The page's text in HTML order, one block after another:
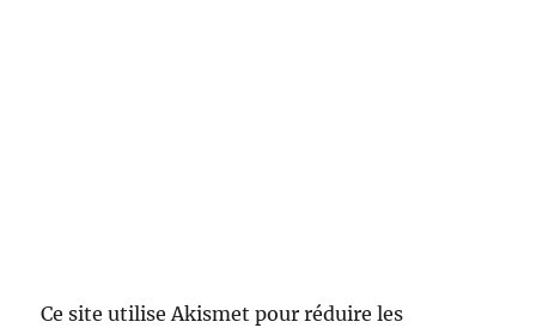
Ce site utilise Akismet pour réduire les